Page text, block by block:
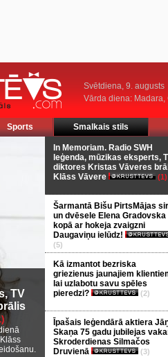
Svētdiena, 9. augusts
Vārda diena: Madara,
Sports Smalkais stils
TV
In Memoriam. Radio SWH
leģenda, mūzikas eksperts,
diktores Kristas Vāveres
Klāss Vāvere
(1)
Šarmantā Bišu PirtsMājas
un dvēsele Elena Gradovska
kopā ar hokeja zvaigzni
Daugaviņu ielūdz!
(5)
Kā izmantot bezriska
griezienus jaunajiem
lai uzlabotu savu spēles
pieredzi?
(2)
Īpašais leģendārā aktiera
Skaņa 75 gadu jubilejas
Skroderdienas Silmačos
Druvienā
(3)